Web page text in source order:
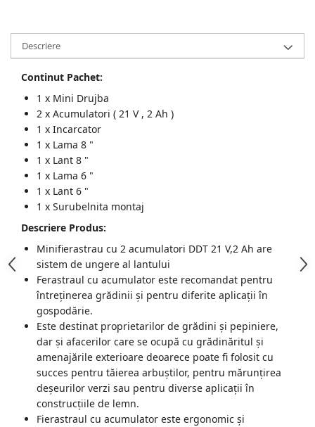
Gradinarit
Aparate si masini gradinarit
Utilaje Gradinarit
Compresoare
Accesorii Compresoare
Articole uz casnic
Electrocasnice
Intretinere locuinta
Iluminat si electrice
Cabluri electrice si conductori
Scule si unelte
Resigilate
Batoze, Zdrobitoare și Mori
electrice
Mori electrice
Mori electrice
Accesorii mori electrice
Descriere
Continut Pachet:
1 x Mini Drujba
2 x Acumulatori ( 21 V , 2 Ah )
1 x Incarcator
1 x Lama 8 "
1 x Lant 8 "
1 x Lama 6 "
1 x Lant 6 "
1 x Surubelnita montaj
Descriere Produs:
Minifierastrau cu 2 acumulatori DDT 21 V,2 Ah are
sistem de ungere al lantului
Ferastraul cu acumulator este recomandat pentru
întreținerea grădinii și pentru diferite aplicații în
gospodărie.
Este destinat proprietarilor de grădini și pepiniere,
dar și afacerilor care se ocupă cu grădinăritul și
amenajările exterioare deoarece poate fi folosit cu
succes pentru tăierea arbuștilor, pentru mărunțirea
deșeurilor verzi sau pentru diverse aplicații în
construcțiile de lemn.
Fierastraul cu acumulator este ergonomic și